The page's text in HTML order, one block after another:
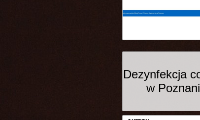
Dezynfekcja
w